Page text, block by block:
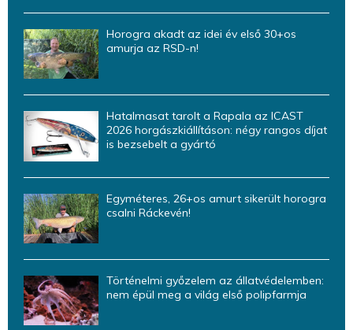
Horogra akadt az idei év első 30+os
amurja az RSD-n!
Hatalmasat tarolt a Rapala az ICAST
2026 horgászkiállításon: négy rangos díjat
is bezsebelt a gyártó
Egyméteres, 26+os amurt sikerült horogra
csalni Ráckevén!
Történelmi győzelem az állatvédelemben:
nem épül meg a világ első polipfarmja